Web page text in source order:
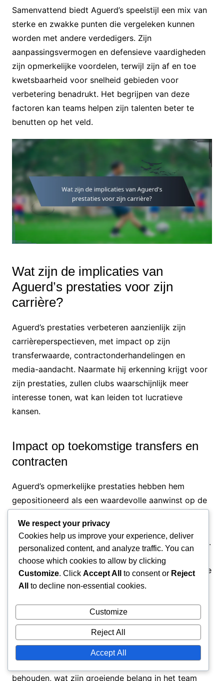
Samenvattend biedt Aguerd’s speelstijl een mix van
sterke en zwakke punten die vergeleken kunnen
worden met andere verdedigers. Zijn
aanpassingsvermogen en defensieve vaardigheden
zijn opmerkelijke voordelen, terwijl zijn af en toe
kwetsbaarheid voor snelheid gebieden voor
verbetering benadrukt. Het begrijpen van deze
factoren kan teams helpen zijn talenten beter te
benutten op het veld.
Wat zijn de implicaties van
Aguerd’s prestaties voor zijn
carrière?
Aguerd’s prestaties verbeteren aanzienlijk zijn
carrièreperspectieven, met impact op zijn
transferwaarde, contractonderhandelingen en
media-aandacht. Naarmate hij erkenning krijgt voor
zijn prestaties, zullen clubs waarschijnlijk meer
interesse tonen, wat kan leiden tot lucratieve
kansen.
Impact op toekomstige transfers en
contracten
Aguerd’s opmerkelijke prestaties hebben hem
gepositioneerd als een waardevolle aanwinst op de
stijgen, waardoor hij een aantrekkelijke doelwit
wordt voor clubs die hun selecties willen versterken.
Als gevolg hiervan kan hij hogere transferbedragen
eisen, wat zowel hem als zijn huidige club ten goede
komt.
In contractonderhandelingen bieden Aguerd’s
prestaties hem de mogelijkheid om betere
voorwaarden te bedingen. Clubs zijn misschien
bereid om langere contracten met verbeterde
behouden, wat zijn groeiende belang in het team
We respect your privacy
Cookies help us improve your experience, deliver
personalized content, and analyze traffic. You can
choose which cookies to allow by clicking
Customize. Click Accept All to consent or Reject
All
to decline non-essential cookies.
Customize
Reject All
Accept All